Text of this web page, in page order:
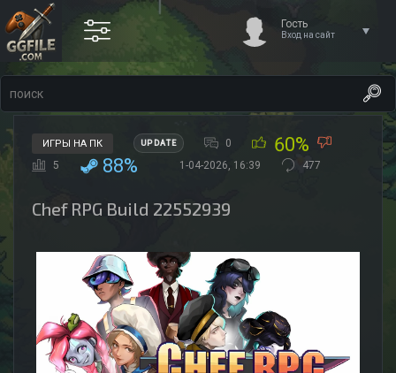
Гость
Вход на сайт
ИГРЫ НА ПК UPDATE 0 60%
5 88% 1-04-2026, 16:39 477
Chef RPG Build 22552939